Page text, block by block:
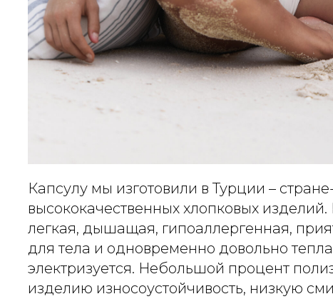
Капсулу мы изготовили в Турции –
высококачественных хлопковых
легкая, дышащая, гипоаллергенная,
для тела и одновременно довольно
электризуется. Небольшой процент
изделию износоустойчивость, низкую